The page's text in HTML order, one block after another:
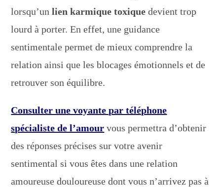
lorsqu’unlien karmique toxique devient trop
lourd à porter. En effet, une guidance
sentimentale permet de mieux comprendre la
relation ainsi que les blocages émotionnels et de
retrouver son équilibre.
Consulter une voyante par téléphone
spécialiste de l’amour vous permettra d’obtenir
des réponses précises sur votre avenir
sentimental si vous êtes dans une relation
amoureuse douloureuse dont vous n’arrivez pas à